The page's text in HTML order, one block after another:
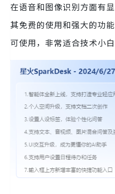
在语音和图像识别方面有
其免费的使用和强大的功
可使用，非常适合技术小白